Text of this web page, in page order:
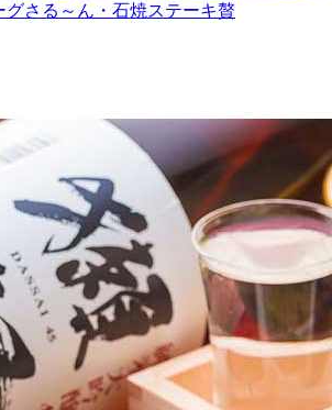
グさる～ん・石焼ステーキ贅